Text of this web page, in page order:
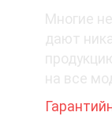
Многие
дают
на все